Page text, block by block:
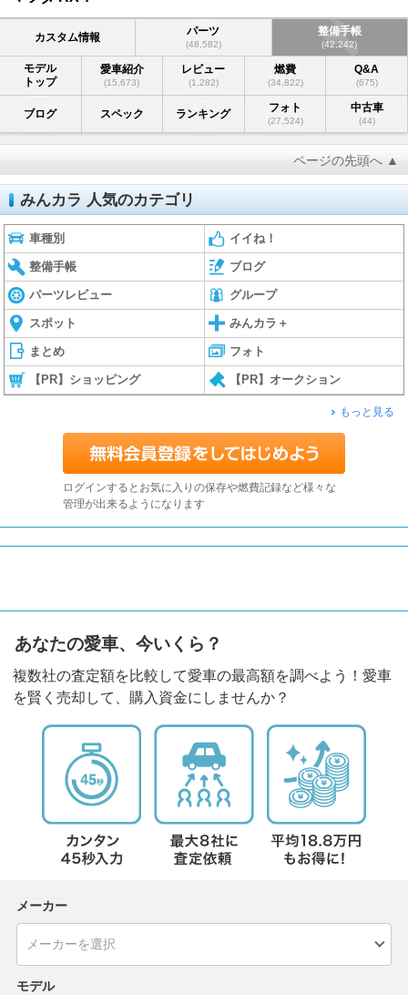
カスタム情報 パーツ
(48,582)
整備手帳
(42,242)
モデル
トップ
愛車紹介
(15,673)
レビュー
(1,282)
燃費
(34,822)
Q&A
(675)
ブログ スペック ランキング フォト
(27,524)
中古車
(44)
ページの先頭へ ▲
みんカラ 人気のカテゴリ
車種別 イイね！
整備手帳 ブログ
パーツレビュー グループ
スポット みんカラ＋
まとめ フォト
【PR】ショッピング 【PR】オークション
もっと見る
ログインするとお気に入りの保存や燃費記録など様々な
管理が出来るようになります
あなたの愛車、今いくら？
複数社の査定額を比較して愛車の最高額を調べよう！愛車
を賢く売却して、購入資金にしませんか？
メーカー
モデル